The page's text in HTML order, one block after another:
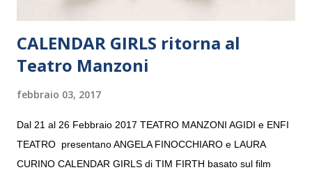
CALENDAR GIRLS ritorna al
Teatro Manzoni
febbraio 03, 2017
Dal 21 al 26 Febbraio 2017 TEATRO MANZONI AGIDI e ENFI
TEATRO presentano ANGELA FINOCCHIARO e LAURA
CURINO CALENDAR GIRLS di TIM FIRTH basato sul film